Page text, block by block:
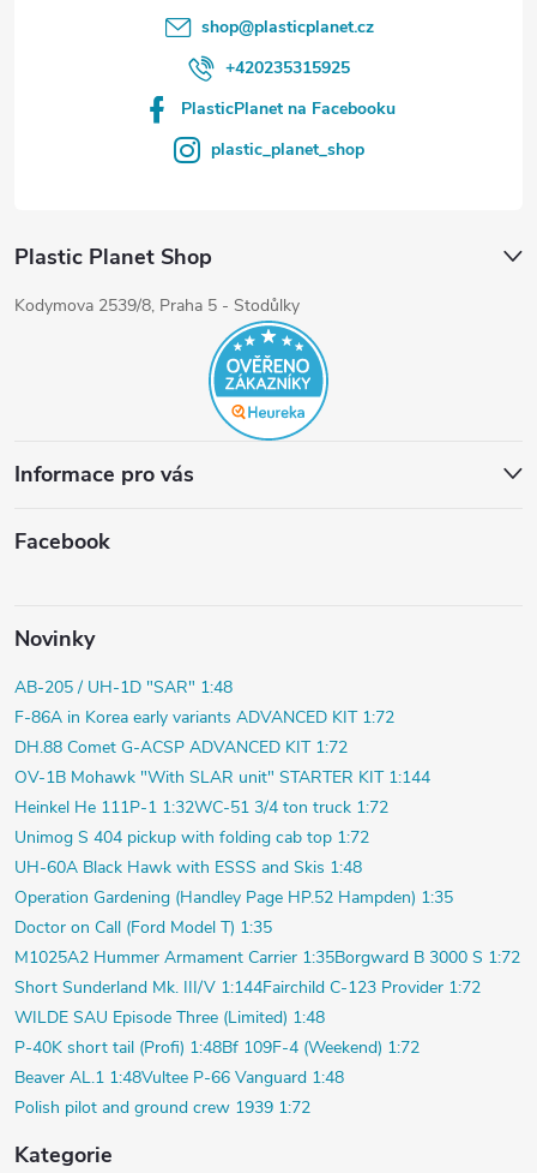
shop@plasticplanet.cz
+420235315925
PlasticPlanet na Facebooku
plastic_planet_shop
Plastic Planet Shop
Kodymova 2539/8, Praha 5 - Stodůlky
Informace pro vás
Facebook
Novinky
AB-205 / UH-1D "SAR" 1:48
F-86A in Korea early variants ADVANCED KIT 1:72
DH.88 Comet G-ACSP ADVANCED KIT 1:72
OV-1B Mohawk "With SLAR unit" STARTER KIT 1:144
Heinkel He 111P-1 1:32WC-51 3/4 ton truck 1:72
Unimog S 404 pickup with folding cab top 1:72
UH-60A Black Hawk with ESSS and Skis 1:48
Operation Gardening (Handley Page HP.52 Hampden) 1:35
Doctor on Call (Ford Model T) 1:35
M1025A2 Hummer Armament Carrier 1:35Borgward B 3000 S 1:72
Short Sunderland Mk. III/V 1:144Fairchild C-123 Provider 1:72
WILDE SAU Episode Three (Limited) 1:48
P-40K short tail (Profi) 1:48Bf 109F-4 (Weekend) 1:72
Beaver AL.1 1:48Vultee P-66 Vanguard 1:48
Polish pilot and ground crew 1939 1:72
Kategorie